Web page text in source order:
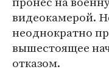
видеокамерой.
неоднократно
вышестоящее
отказом.